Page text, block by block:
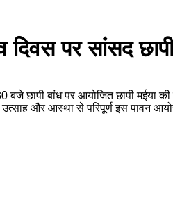
दिवस पर सांसद
छापी बांध पर आयोजित छापी मईया
उत्साह और आस्था से परिपूर्ण इस पावन